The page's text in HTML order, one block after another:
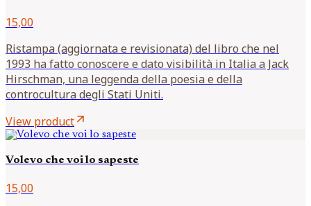
15,00
Ristampa (aggiornata e revisionata) del libro che nel
1993 ha fatto conoscere e dato visibilità in Italia a Jack
Hirschman, una leggenda della poesia e della
controcultura degli Stati Uniti.
View productarrow_outward
Volevo che voi lo sapeste
15,00